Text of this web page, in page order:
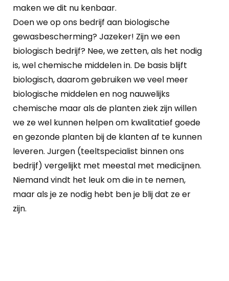
maken we dit nu kenbaar.
Doen we op ons bedrijf aan biologische
gewasbescherming? Jazeker! Zijn we een
biologisch bedrijf? Nee, we zetten, als het nodig
is, wel chemische middelen in. De basis blijft
biologisch, daarom gebruiken we veel meer
biologische middelen en nog nauwelijks
chemische maar als de planten ziek zijn willen
we ze wel kunnen helpen om kwalitatief goede
en gezonde planten bij de klanten af te kunnen
leveren. Jurgen (teeltspecialist binnen ons
bedrijf) vergelijkt met meestal met medicijnen.
Niemand vindt het leuk om die in te nemen,
maar als je ze nodig hebt ben je blij dat ze er
zijn.